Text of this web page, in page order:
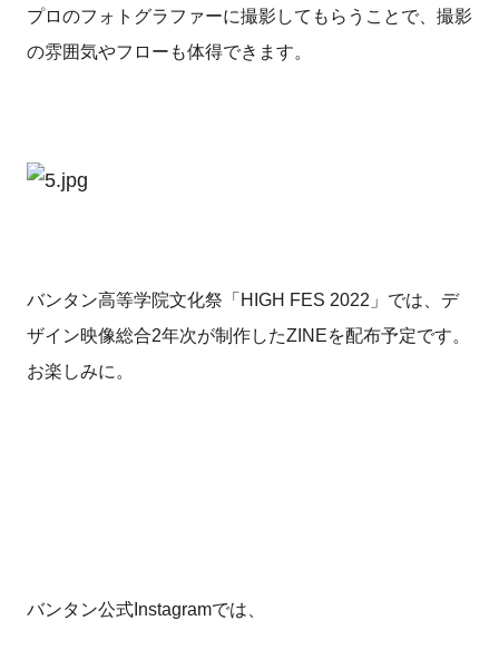
プロのフォトグラファーに撮影してもらうことで、撮影
の雰囲気やフローも体得できます。
バンタン高等学院文化祭「HIGH FES 2022」では、デ
ザイン映像総合2年次が制作したZINEを配布予定です。
お楽しみに。
バンタン公式Instagramでは、